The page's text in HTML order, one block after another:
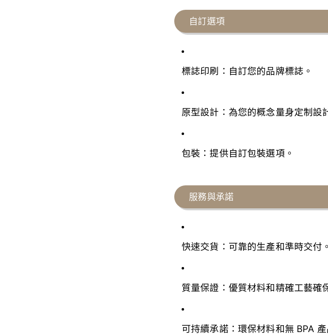
自訂選項
標誌印刷：自訂您的品牌標誌。
原型設計：為您的概念量身定制設
包裝：提供自訂包裝選項。
服務與承諾
快速交貨：可靠的生產和準時交付。
質量保證：優質材料和精確工藝確
可持續承諾：環保材料和無 BPA 產